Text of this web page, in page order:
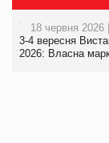
18 червня 2026 |
3-4 вересня
2026: Власна